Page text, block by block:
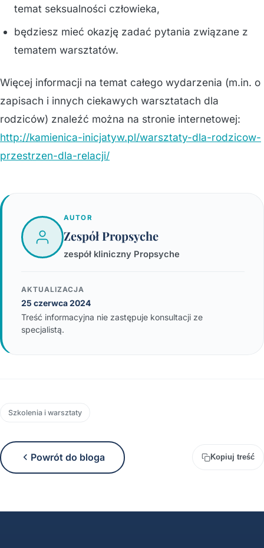
temat seksualności człowieka,
będziesz mieć okazję zadać pytania związane z
tematem warsztatów.
Więcej informacji na temat całego wydarzenia (m.in. o
zapisach i innych ciekawych warsztatach dla
rodziców) znaleźć można na stronie internetowej:
http://kamienica-inicjatyw.pl/warsztaty-dla-rodzicow-
przestrzen-dla-relacji/
AUTOR
Zespół Propsyche
zespół kliniczny Propsyche
AKTUALIZACJA
25 czerwca 2024
Treść informacyjna nie zastępuje konsultacji ze
specjalistą.
Szkolenia i warsztaty
Powrót do bloga Kopiuj treść